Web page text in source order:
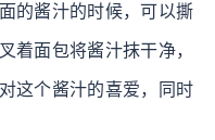
的酱汁的时候，可以撕
着面包将酱汁抹干净，
这个酱汁的喜爱，同时